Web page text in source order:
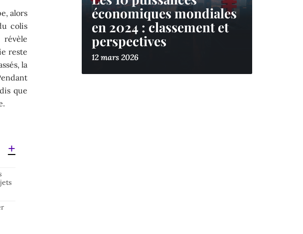
alors
colis
reste
la
que
économiques mondiales
en 2024 : classement et
perspectives
12 mars 2026